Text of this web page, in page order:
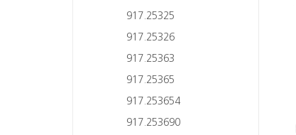
917.25325
917.25326
917.25363
917.25365
917.253654
917.253690